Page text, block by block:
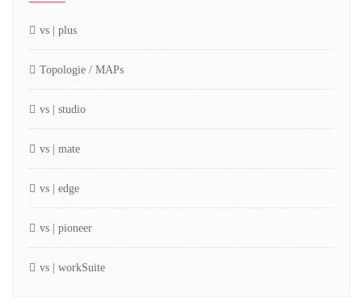
vs | plus
Topologie / MAPs
vs | studio
vs | mate
vs | edge
vs | pioneer
vs | workSuite